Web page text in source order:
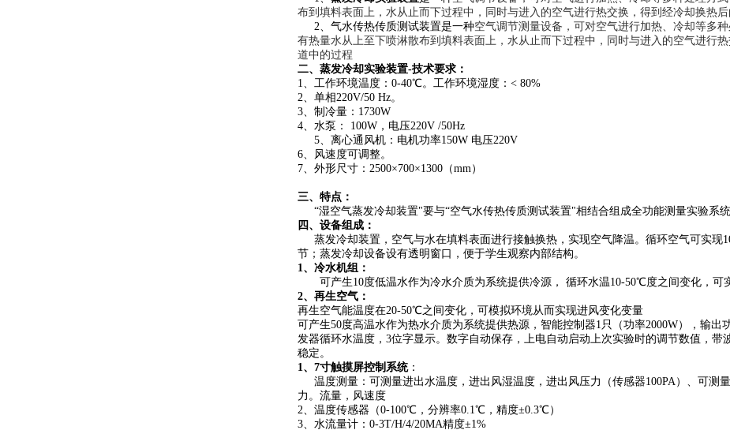
布到填料表面上，水从止而下过程中，同时与进入的空气进行热交换，得到经冷却换热
2、气水传热传质测试装置是一种空气调节测量设备，可对空气进行加热、冷却等多
有热量水从上至下喷淋散布到填料表面上，水从止而下过程中，同时与进入的空气进行
道中的过程
二、 蒸发冷却实验装置-技术要求：
1、工作环境温度：0-40℃。工作环境湿度：< 80%
2、单相220V/50 Hz。
3、制冷量：1730W
4、水泵： 100W，电压220V /50Hz
5、离心通风机：电机功率150W 电压220V
6、风速度可调整。
7、外形尺寸：2500×700×1300（mm）
三、特点 ：
“湿空气蒸发冷却装置"要与“空气水传热传质测试装置"相结合组成全功能测量实验系统
四、设备组成 ：
蒸发冷却装置，空气与水在填料表面进行接触换热，实现空气降温。循环空气可实现
节；蒸发冷却设备设有透明窗口，便于学生观察内部结构。
1、冷水机组：
可产生10度低温水作为冷水介质为系统提供冷源， 循环水温10-50℃度之间变化，可
2、再生空气：
再生空气能温度在20-50℃之间变化，可模拟环境从而实现进风变化变量
可产生50度高温水作为热水介质为系统提供热源， 智能控制器1只（功率2000W），输出
发器循环水温度，3位字显示。数字自动保存，上电自动启动上次实验时的调节数值，
稳定。
1、7寸触摸屏控制系统：
温度测量：可测量进出水温度，进出风湿温度，进出风压力（传感器100PA）、可测
力。流量，风速度
2、温度传感器（0-100℃，分辨率0.1℃，精度±0.3℃）
3、水流量计：0-3T/H/4/20MA精度±1%